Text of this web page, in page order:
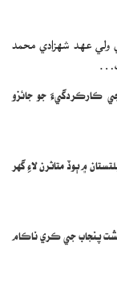
ولي عهد شهزادي محمد
ڪارڪردگيءَ جو جائزو
۾ ٻوڏ متاثرن لاءِ گهر
پنجاب جي ڪري ناڪام